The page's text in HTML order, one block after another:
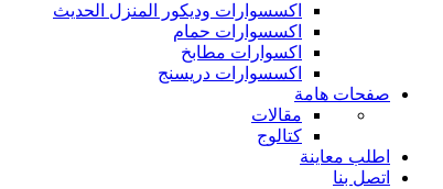
اكسسوارات وديكور المنزل الحديث
اكسسوارات حمام
اكسوارات مطابخ
اكسسوارات دريسنج
صفحات هامة
مقالات
كتالوج
اطلب معاينة
اتصل بنا